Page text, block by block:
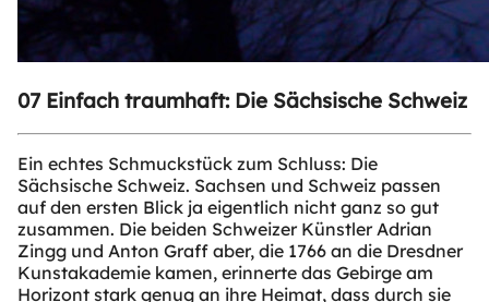
07 Einfach traumhaft: Die Sächsische Schweiz
Ein echtes Schmuckstück zum Schluss: Die
Sächsische Schweiz. Sachsen und Schweiz passen
auf den ersten Blick ja eigentlich nicht ganz so gut
zusammen. Die beiden Schweizer Künstler Adrian
Zingg und Anton Graff aber, die 1766 an die Dresdner
Kunstakademie kamen, erinnerte das Gebirge am
Horizont stark genug an ihre Heimat, dass durch sie